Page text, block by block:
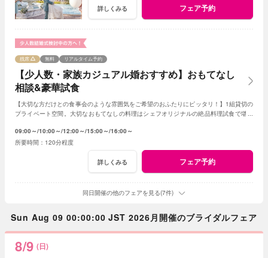
詳しくみる フェア予約
【少人数・家族カジュアル婚おすすめ】おもてなし
相談&豪華試食
残席 無料 リアルタイム予約
【大切な方だけとの食事会のような雰囲気をご希望のおふたりにピッタリ！】1組貸切の
プライベート空間。大切なおもてなしの料理はシェフオリジナルの絶品料理試食で堪能
09:00～ 10:00～ 12:00～ 15:00～ 16:00～
120分程度
詳しくみる フェア予約
同日開催の他のフェアを見る(7件)
Sun Aug 09 00:00:00 JST 2026月開催のブライダルフェア
8/9 (日)